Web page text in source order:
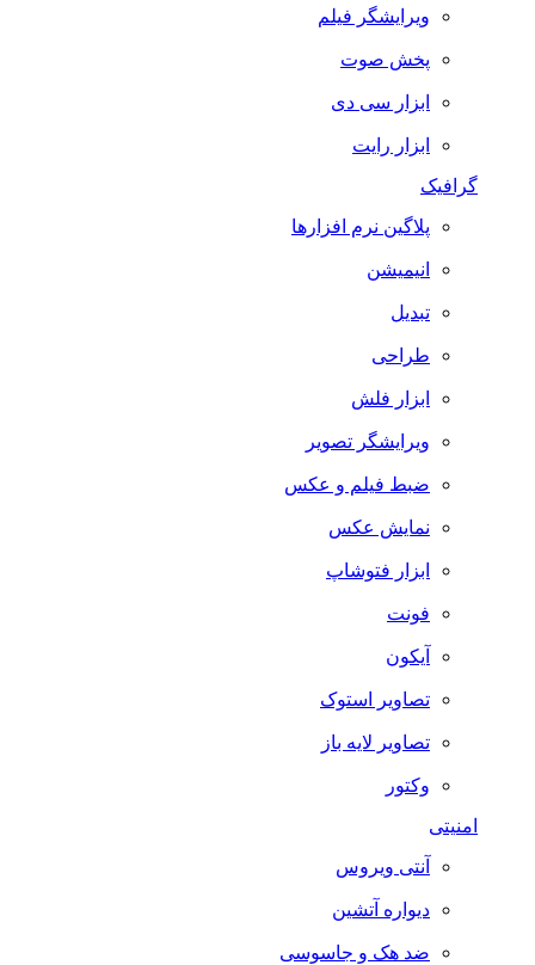
ویرایشگر فیلم
پخش صوت
ابزار سی دی
ابزار رایت
گرافیک
پلاگین نرم افزارها
انیمیشن
تبدیل
طراحی
ابزار فلش
ویرایشگر تصویر
ضبط فيلم و عكس
نمایش عکس
ابزار فتوشاپ
فونت
آیکون
تصاویر استوک
تصاویر لایه باز
وکتور
امنیتی
آنتی ویروس
دیواره آتشین
ضد هک و جاسوسی